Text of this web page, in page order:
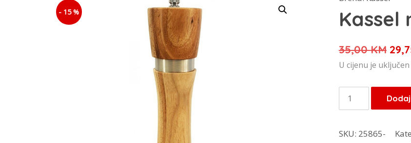
- 15 % Kassel
35,00KM
je:
U cijenu je uključen
Kassel
mlin
začine
SKU: 25865-